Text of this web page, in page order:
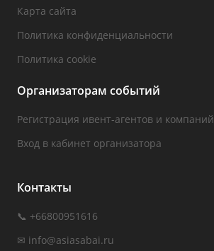
Карта сайта
Политика конфиденциальности
Политика cookie
Организаторам событий
Регистрация ивент-агентов и компаний
Вход в кабинет организатора
Контакты
📞 +66800951616
✉ info@asiasabai.ru